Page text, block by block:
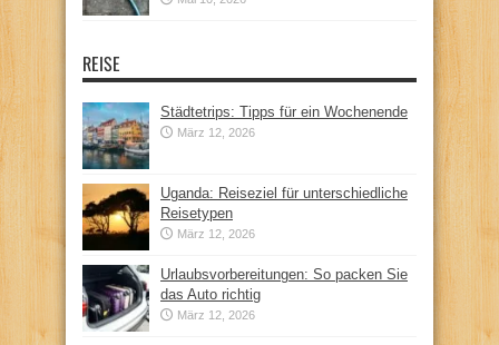
REISE
Städtetrips: Tipps für ein Wochenende
März 12, 2026
Uganda: Reiseziel für unterschiedliche
Reisetypen
März 12, 2026
Urlaubsvorbereitungen: So packen Sie
das Auto richtig
März 12, 2026